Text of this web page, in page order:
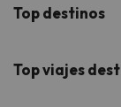
¿Quiénes somos?
Buscounchollo en
Top destinos
Hoteles Andalucía
Top viajes